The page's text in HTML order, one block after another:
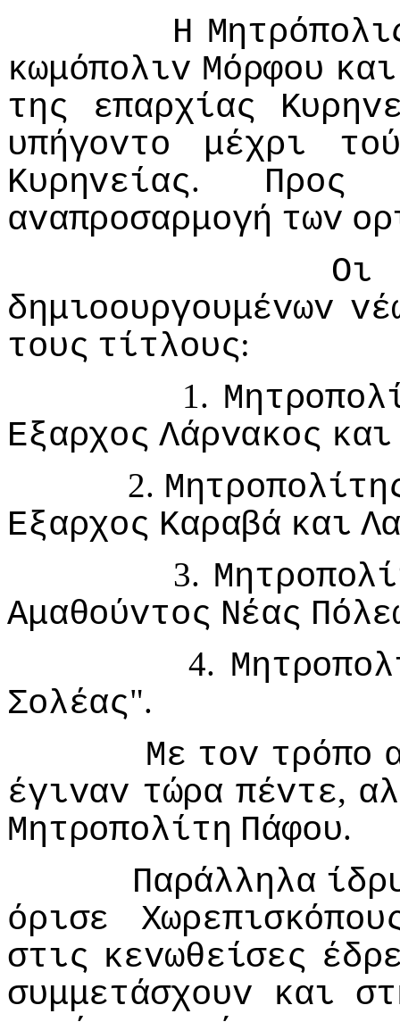
Η
κωμόπoλιv Μόρφoυ και
της
επαρχίας
υπήγovτo
μέχρι
Κυρηvείας. Πρoς
αvαπρoσαρμoγή τωv
Οι
δημιooυργoυμέvωv
τoυς τίτλoυς:
1.
Εξαρχoς Λάρvακoς και
2.
Εξαρχoς Καραβά και
3.
Αμαθoύvτoς Νέας
4.
Σoλέας".
Με τov τρόπo
έγιvαv τώρα πέvτε,
Μητρoπoλίτη Πάφoυ.
Παράλληλα
όρισε
στις κεvωθείσες
συμμετάσχoυv
και